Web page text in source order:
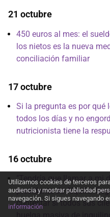
21 octubre
450 euros al mes: el
los nietos es la nueva
conciliación familiar
17 octubre
Si la pregunta es por
todos los días y no
nutricionista tiene la
16 octubre
"Tendría que llamar a mi
presidente de Alquiler
contestar si todos sus
Utilizamos cookies de terceros
audiencia y mostrar publicidad
navegación. Si sigues navegando
información